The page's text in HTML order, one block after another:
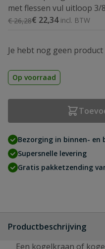
met flessen vul uitloop 3/
Speciale prijs
€ 22,34
Normale prijs
€ 26,28
Je hebt nog geen
Op voorraad
Bezorging in binnen- en
Supersnelle levering
Gratis pakketzending
Productbeschrijving
Een kogelkraan of